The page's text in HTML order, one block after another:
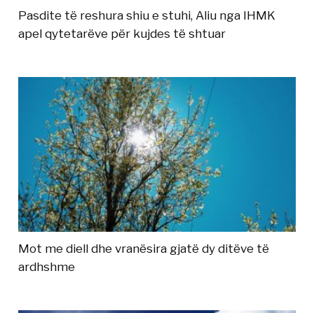
Pasdite të reshura shiu e stuhi, Aliu nga IHMK
apel qytetarëve për kujdes të shtuar
Mot me diell dhe vranësira gjatë dy ditëve të
ardhshme